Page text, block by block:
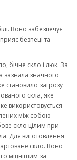
Воно забезпечує
безпеці та
бічне скло і люк. За
зазнала значного
становило загрозу
скла, яке
використовується
між собою
скло цілим при
Для виготовлення
скло. Воно
міцнішим за